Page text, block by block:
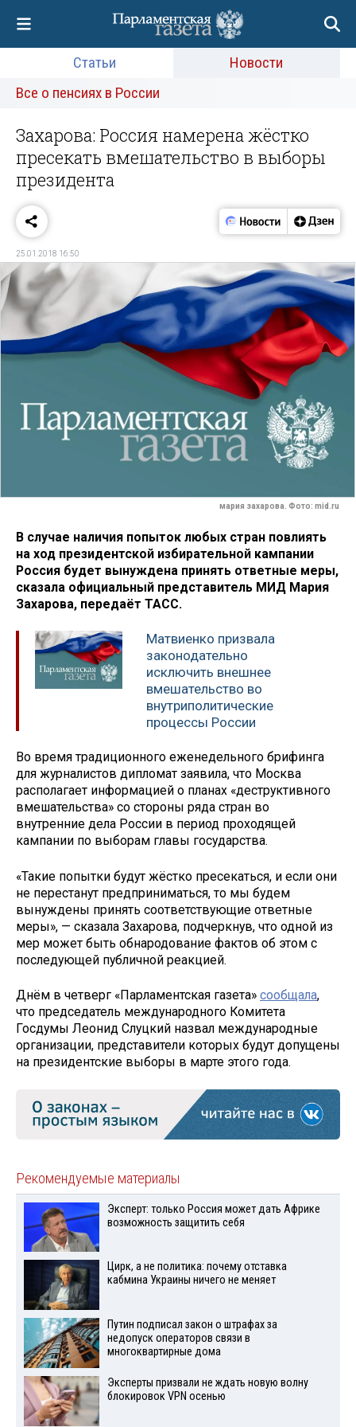
Статьи
Новости
Все о пенсиях в России
Захарова: Россия намерена жёстко
пресекать вмешательство в выборы
президента
25.01.2018 16:50
мария захарова. Фото: mid.ru
В случае наличия попыток любых стран повлиять
на ход президентской избирательной кампании
Россия будет вынуждена принять ответные меры,
сказала официальный представитель МИД Мария
Захарова, передаёт ТАСС.
Матвиенко призвала
законодательно
исключить внешнее
вмешательство во
внутриполитические
процессы России
Во время традиционного еженедельного брифинга
для журналистов дипломат заявила, что Москва
располагает информацией о планах «деструктивного
вмешательства» со стороны ряда стран во
внутренние дела России в период проходящей
кампании по выборам главы государства.
«Такие попытки будут жёстко пресекаться, и если они
не перестанут предприниматься, то мы будем
вынуждены принять соответствующие ответные
меры», — сказала Захарова, подчеркнув, что одной из
мер может быть обнародование фактов об этом с
последующей публичной реакцией.
Днём в четверг «Парламентская газета» сообщала,
что председатель международного Комитета
Госдумы Леонид Слуцкий назвал международные
организации, представители которых будут допущены
на президентские выборы в марте этого года.
Рекомендуемые материалы
Эксперт: только Россия может дать Африке
возможность защитить себя
Цирк, а не политика: почему отставка
кабмина Украины ничего не меняет
Путин подписал закон о штрафах за
недопуск операторов связи в
многоквартирные дома
Эксперты призвали не ждать новую волну
блокировок VPN осенью